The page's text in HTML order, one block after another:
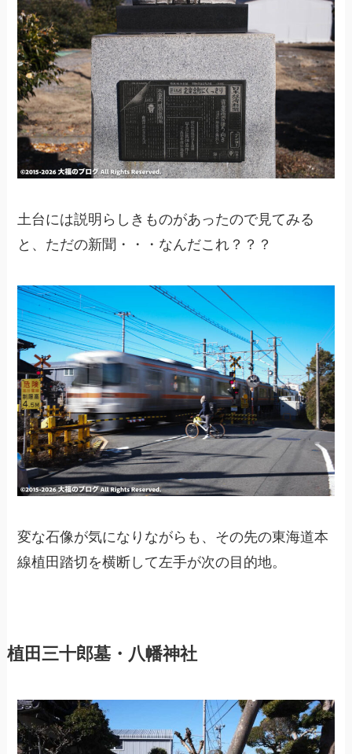
土台には説明らしきものがあったので見てみる
と、ただの新聞・・・なんだこれ？？？
変な石像が気になりながらも、その先の東海道本
線植田踏切を横断して左手が次の目的地。
植田三十郎墓・八幡神社